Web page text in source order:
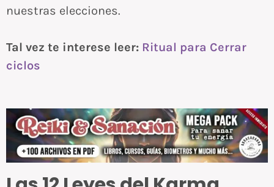
nuestras elecciones.
Tal vez te interese leer: Ritual para Cerrar
ciclos